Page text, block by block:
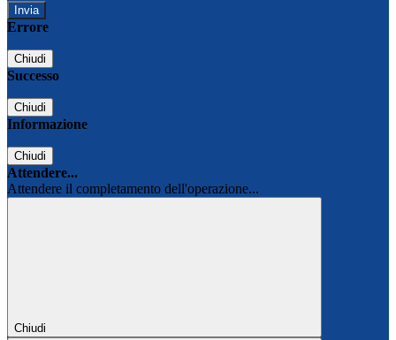
Errore
Chiudi
Successo
Chiudi
Informazione
Chiudi
Attendere...
Attendere il completamento dell'operazione...
Chiudi